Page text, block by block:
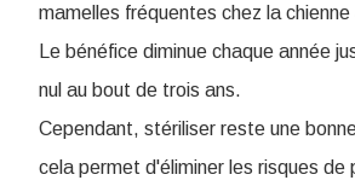
mamelles fréquentes chez la
Le bénéfice diminue chaque année
nul au bout de trois ans.
Cependant, stériliser reste une
cela permet d'éliminer les risques de